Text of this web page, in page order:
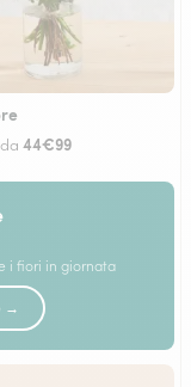
44€99
i fiori in giornata
→